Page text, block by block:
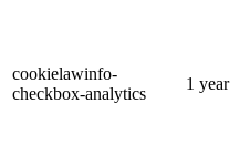
cookielawinfo-
checkbox-analytics
1 year